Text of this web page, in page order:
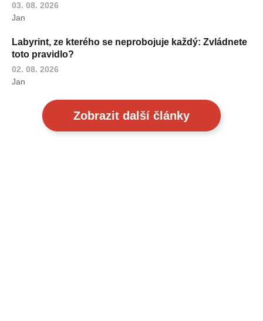
03. 08. 2026
Jan
Labyrint, ze kterého se neprobojuje každý: Zvládnete
toto pravidlo?
02. 08. 2026
Jan
Zobrazit další články